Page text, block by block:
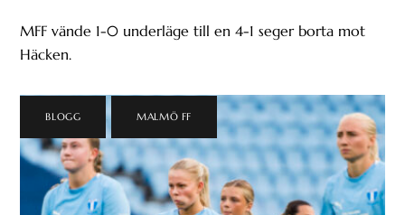
MFF vände 1-0 underläge till en 4-1 seger borta mot
Häcken.
BLOGG , MALMÖ FF